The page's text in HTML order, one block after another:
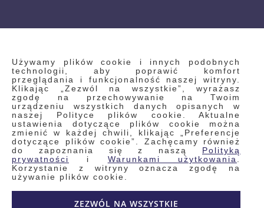
Używamy plików cookie i innych podobnych
technologii, aby poprawić komfort
przeglądania i funkcjonalność naszej witryny.
Klikając „Zezwól na wszystkie”, wyrażasz
zgodę na przechowywanie na Twoim
urządzeniu wszystkich danych opisanych w
naszej Polityce plików cookie. Aktualne
ustawienia dotyczące plików cookie można
zmienić w każdej chwili, klikając „Preferencje
dotyczące plików cookie”. Zachęcamy również
do zapoznania się z naszą Polityką
prywatności
i Warunkami użytkowania
Korzystanie z witryny oznacza zgodę na
używanie plików cookie.
ZEZWÓL NA WSZYSTKIE
INFORMACJE
Regulamin
Polityka prywatności i pliki cookie
Wyszukiwane frazy
Wyszukiwanie zaawansowane
Zamówienia
Skontaktuj się z nami
Odstąp od umowy